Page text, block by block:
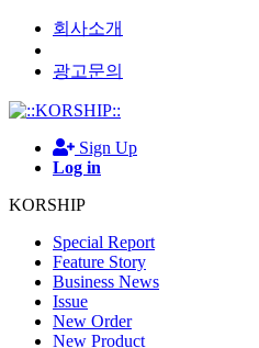
회사소개
광고문의
Sign Up
Log in
KORSHIP
Special Report
Feature Story
Business News
Issue
New Order
New Product